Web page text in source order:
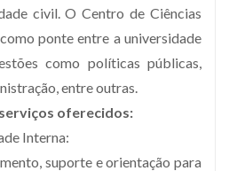
civil. O Centro de Ciências
ponte entre a universidade
como políticas públicas,
entre outras.
oferecidos:
Interna:
suporte e orientação para